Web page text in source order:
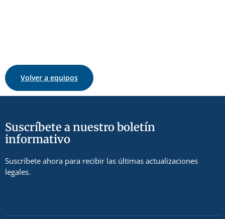
Volver a equipos
Suscríbete a nuestro boletín
informativo
Suscríbete ahora para recibir las últimas actualizaciones
legales.